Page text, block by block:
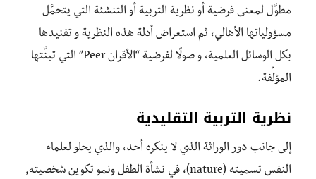
مطوَّل لمعنى فرضية أو نظرية التربية أو التنشئة التي يتحمَّل
مسؤولياتها الأهالي، ثم استعراض أدلة هذه النظرية و تفنيدها
بكل الوسائل العلمية، و صولًا لفرضية “الأقران Peer” التي تبنَّتها
المؤلِّفة.
نظرية التربية التقليدية
إلى جانب دور الوراثة الذي لا ينكره أحد، والذي يحلو لعلماء
النفس تسميته (nature)، في نشأة الطفل ونمو تكوين شخصيته,